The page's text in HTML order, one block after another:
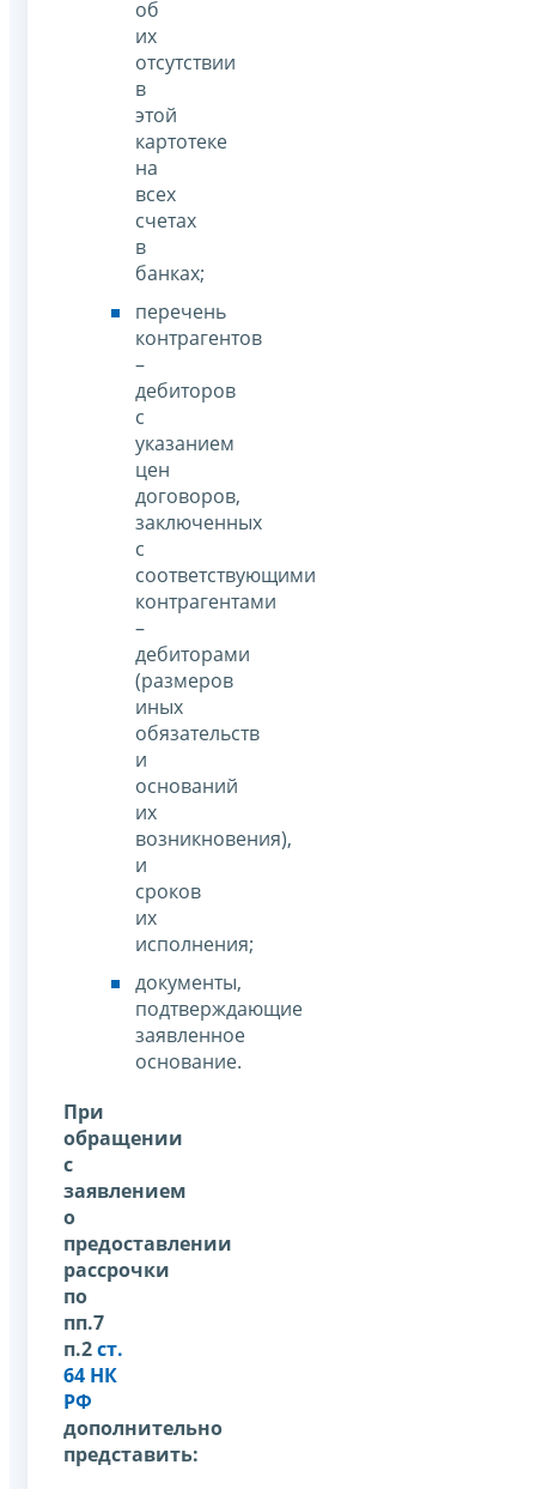
об
их
отсутствии
в
этой
картотеке
на
всех
счетах
в
банках;
перечень
контрагентов
–
дебиторов
с
указанием
цен
договоров,
заключенных
с
соответствующими
контрагентами
–
дебиторами
(размеров
иных
обязательств
и
оснований
их
возникновения),
и
сроков
их
исполнения;
документы,
подтверждающие
заявленное
основание.
При
обращении
с
заявлением
о
предоставлении
рассрочки
по
пп.7
п.2ст.
64 НК
РФ
дополнительно
представить: